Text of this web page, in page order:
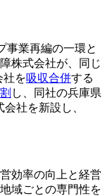
事業再編の一環と
株式会社が、同じ
社を吸収合併する
し、同社の兵庫県
社を新設し、
効率の向上と経営
域ごとの専門性を